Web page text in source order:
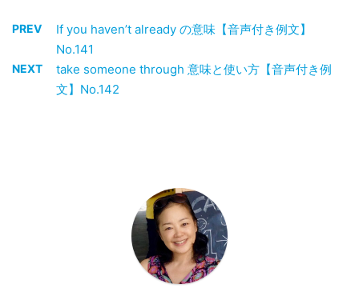
PREV
If you haven’t already の意味【音声付き例文】
No.141
NEXT
take someone through 意味と使い方【音声付き例
文】No.142